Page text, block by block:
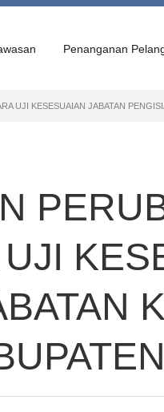
Penanganan
UJI KESESUAIAN JABATAN